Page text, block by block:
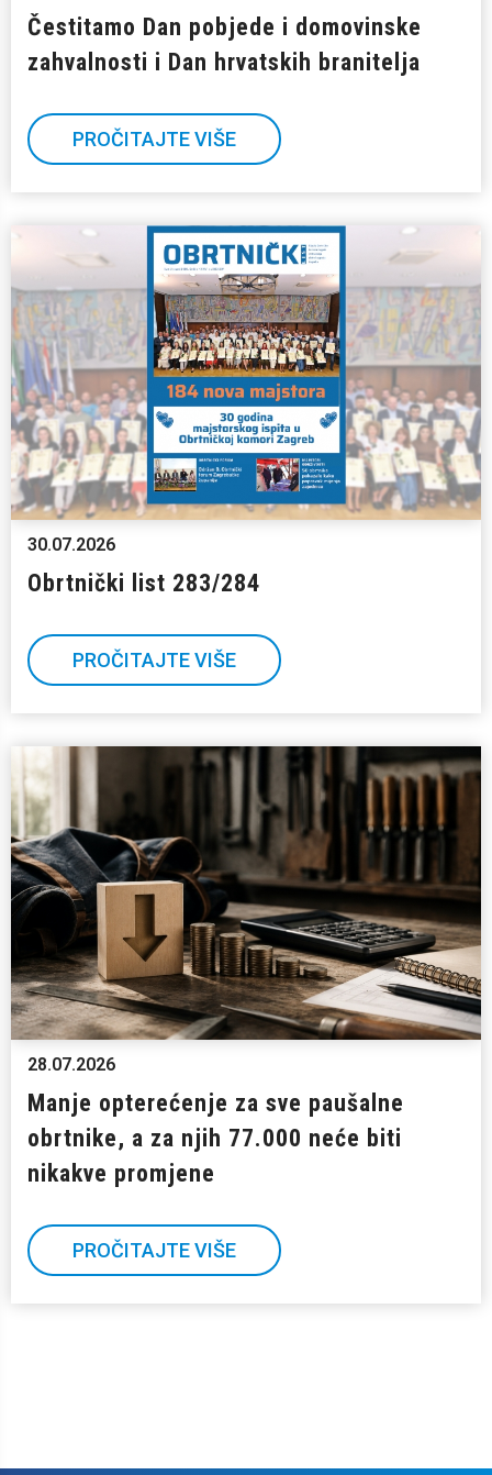
Čestitamo Dan pobjede i domovinske
zahvalnosti i Dan hrvatskih branitelja
PROČITAJTE VIŠE
30.07.2026
Obrtnički list 283/284
PROČITAJTE VIŠE
28.07.2026
Manje opterećenje za sve paušalne
obrtnike, a za njih 77.000 neće biti
nikakve promjene
PROČITAJTE VIŠE